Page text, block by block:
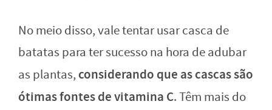
No meio disso, vale tentar usar casca de
batatas para ter sucesso na hora de adubar
as plantas, considerando que as cascas são
ótimas fontes de vitamina C. Têm mais do